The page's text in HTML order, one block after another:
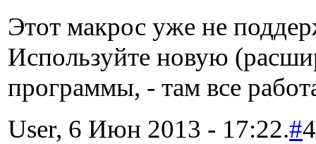
Этот макрос уже не
Используйте новую
программы, - там все
User, 6 Июн 2013 - 17:22.#4